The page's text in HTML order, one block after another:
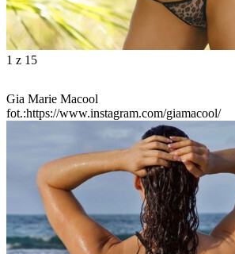
1 z 15
Gia Marie Macool
fot.:https://www.instagram.com/giamacool/